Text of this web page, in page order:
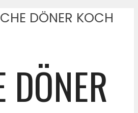
DÖNER KOCH
DÖNER